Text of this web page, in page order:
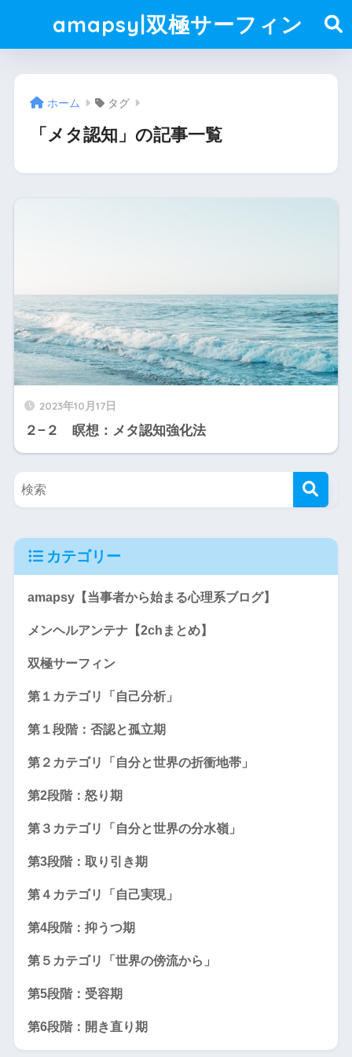
amapsy|双極サーフィン
ホーム タグ
「メタ認知」の記事一覧
2023年10月17日
２−２ 瞑想：メタ認知強化法
カテゴリー
amapsy【当事者から始まる心理系ブログ】
メンヘルアンテナ【2chまとめ】
双極サーフィン
第１カテゴリ「自己分析」
第１段階：否認と孤立期
第２カテゴリ「自分と世界の折衝地帯」
第2段階：怒り期
第３カテゴリ「自分と世界の分水嶺」
第3段階：取り引き期
第４カテゴリ「自己実現」
第4段階：抑うつ期
第５カテゴリ「世界の傍流から」
第5段階：受容期
第6段階：開き直り期